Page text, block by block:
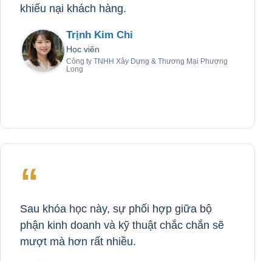
khiếu nại khách hàng.
Trịnh Kim Chi
Học viên
Công ty TNHH Xây Dựng & Thương Mại Phượng
Long
“
Sau khóa học này, sự phối hợp giữa bộ
phận kinh doanh và kỹ thuật chắc chắn sẽ
mượt mà hơn rất nhiều.